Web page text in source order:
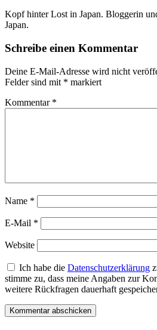
Kopf hinter Lost in Japan. Bloggerin
Japan.
Schreibe einen Kommentar
Deine E-Mail-Adresse wird nicht
Felder sind mit * markiert
Kommentar *
Name *
E-Mail *
Website
Ich habe die Datenschutzerklärung
stimme zu, dass meine Angaben zur
weitere Rückfragen dauerhaft